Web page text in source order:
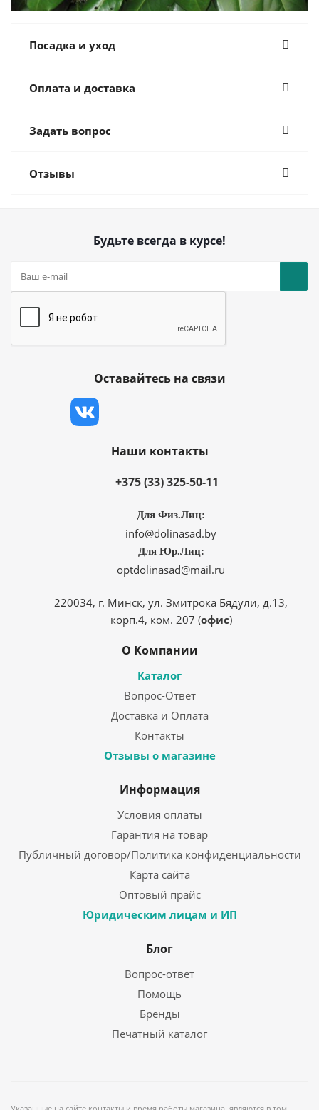
Посадка и уход
Оплата и доставка
Задать вопрос
Отзывы
Будьте всегда в курсе!
Оставайтесь на связи
Наши контакты
+375 (33) 325-50-11
Для Физ.Лиц:
info@dolinasad.by
Для Юр.Лиц:
optdolinasad@mail.ru
220034, г. Минск, ул. Змитрока Бядули, д.13,
корп.4, ком. 207 (офис)
О Компании
Каталог
Вопрос-Ответ
Доставка и Оплата
Контакты
Отзывы о магазине
Информация
Условия оплаты
Гарантия на товар
Публичный договор/Политика конфиденциальности
Карта сайта
Оптовый прайс
Юридическим лицам и ИП
Блог
Вопрос-ответ
Помощь
Бренды
Печатный каталог